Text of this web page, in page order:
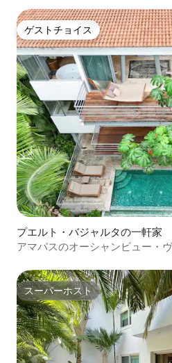
ゲストチョイス
ゲストチョイス
プエルト・バジャルタの一軒家
アマパスのオーシャンビュー・
スーパーホスト
スーパーホスト